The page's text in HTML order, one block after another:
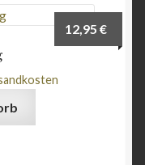
12,95€